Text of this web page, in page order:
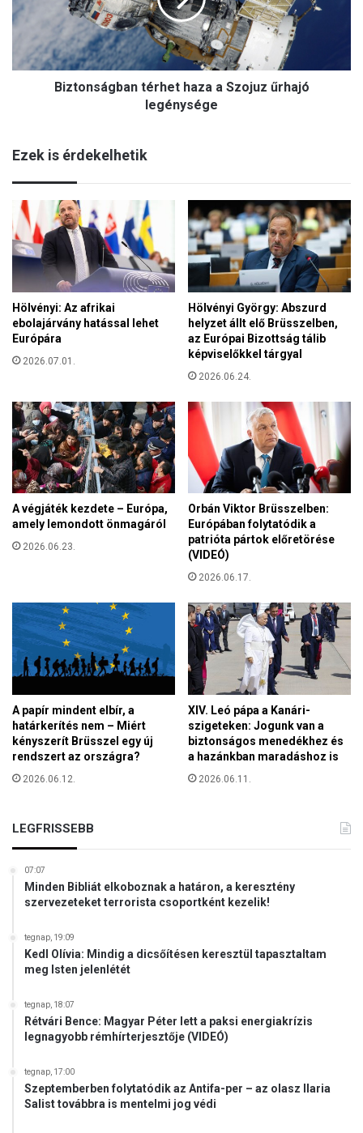
h
e
y
e
l
n
n
g
é
t
h
a
z
a
a
S
z
o
z
ű
r
h
a
j
ó
l
e
é
g
Biztonságban térhet haza a Szojuz űrhajó
legénysége
Ezek is érdekelhetik
Hölvényi: Az afrikai
ebolajárvány hatással lehet
Európára
2026.07.01.
Hölvényi György: Abszurd
helyzet állt elő Brüsszelben,
az Európai Bizottság tálib
képviselőkkel tárgyal
2026.06.24.
A végjáték kezdete – Európa,
amely lemondott önmagáról
2026.06.23.
Orbán Viktor Brüsszelben:
Európában folytatódik a
patrióta pártok előretörése
(VIDEÓ)
2026.06.17.
A papír mindent elbír, a
határkerítés nem – Miért
kényszerít Brüsszel egy új
rendszert az országra?
2026.06.12.
XIV. Leó pápa a Kanári-
szigeteken: Jogunk van a
biztonságos menedékhez és
a hazánkban maradáshoz is
2026.06.11.
LEGFRISSEBB
07:07
Minden Bibliát elkoboznak a határon, a keresztény
szervezeteket terrorista csoportként kezelik!
tegnap, 19:09
Kedl Olívia: Mindig a dicsőítésen keresztül tapasztaltam
meg Isten jelenlétét
tegnap, 18:07
Rétvári Bence: Magyar Péter lett a paksi energiakrízis
legnagyobb rémhírterjesztője (VIDEÓ)
tegnap, 17:00
Szeptemberben folytatódik az Antifa-per – az olasz Ilaria
Salist továbbra is mentelmi jog védi